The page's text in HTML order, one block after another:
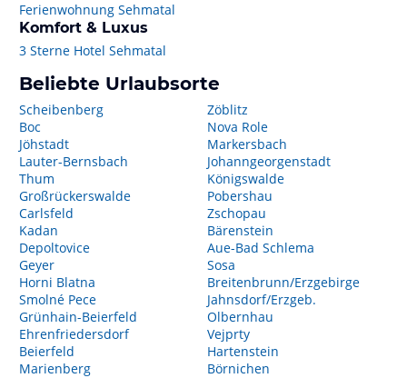
Ferienwohnung Sehmatal
Komfort & Luxus
3 Sterne Hotel Sehmatal
Beliebte Urlaubsorte
Scheibenberg
Boc
Jöhstadt
Lauter-Bernsbach
Thum
Großrückerswalde
Carlsfeld
Kadan
Depoltovice
Geyer
Horni Blatna
Smolné Pece
Grünhain-Beierfeld
Ehrenfriedersdorf
Beierfeld
Marienberg
Zöblitz
Nova Role
Markersbach
Johanngeorgenstadt
Königswalde
Pobershau
Zschopau
Bärenstein
Aue-Bad Schlema
Sosa
Breitenbrunn/Erzgebirge
Jahnsdorf/Erzgeb.
Olbernhau
Vejprty
Hartenstein
Börnichen